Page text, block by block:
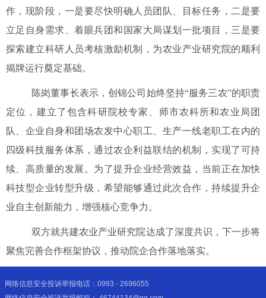
作，现阶段，一是要尽快明确人员团队、目标任务，二是要
立足自身需求、着眼兵团和国家大局谋划一批项目，三是要
探索建立科研人员考核激励机制，为农业产业研究院的顺利
揭牌运行奠定基础。
陈岗董事长表示，创锦公司始终坚持“服务三农”的职责
定位，建立了包含科研院校专家、师市农科所和农业局团
队、企业自身和团场农发中心职工、生产一线老职工在内的
四级科技服务体系，通过农企利益联结的机制，实现了可持
续、高质量的发展 。 为了提升企业经营效益，当前正在加快
科技型企业转型升级，希望能够通过此次合作，持续提升企
业自主创新能力，增强核心竞争力。
双方就共建农业产业研究院达成了深度共识， 下一步将
聚焦完善合作框架协议 ，推动院企合作落地落实。
网络信息安全投诉举报电话：0993 - 2696055